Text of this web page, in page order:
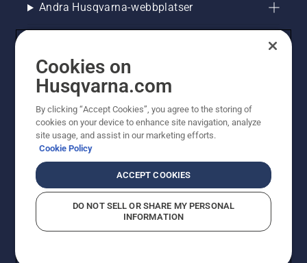
Andra Husqvarna-webbplatser
© Husqvarna AB (publ). All rights reserved. Priserna
som visas är rekommenderade cirkapriser. Alla angivna
priser är rekommenderade försäljningspriser (inkl.
moms) om inte produkten är tillgänglig för direkt köp.
CookiepolicyAnvändningsvillkor Sekretessmeddelande
Företagsinformation
Cookies on
Husqvarna.com
By clicking “Accept Cookies”, you agree to the storing of
cookies on your device to enhance site navigation, analyze
site usage, and assist in our marketing efforts.
Cookie Policy
ACCEPT COOKIES
DO NOT SELL OR SHARE MY PERSONAL
INFORMATION